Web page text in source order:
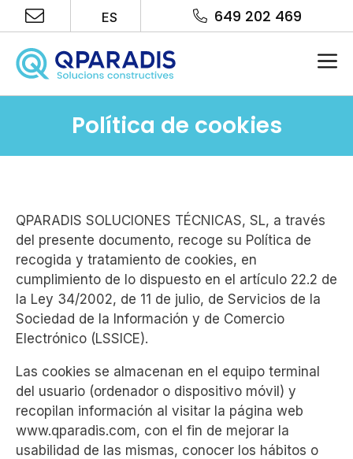
Saltar
al
contenido
ES 649 202 469
Política de cookies
QPARADIS SOLUCIONES TÉCNICAS, SL, a través
del presente documento, recoge su Política de
recogida y tratamiento de cookies, en
cumplimiento de lo dispuesto en el artículo 22.2 de
la Ley 34/2002, de 11 de julio, de Servicios de la
Sociedad de la Información y de Comercio
Electrónico (LSSICE).
Las cookies se almacenan en el equipo terminal
del usuario (ordenador o dispositivo móvil) y
recopilan información al visitar la página web
www.qparadis.com, con el fin de mejorar la
usabilidad de las mismas, conocer los hábitos o